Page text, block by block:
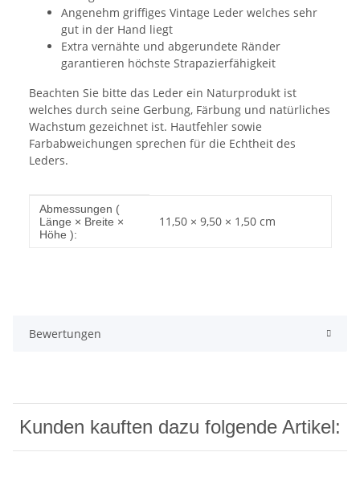
Angenehm griffiges Vintage Leder welches sehr
gut in der Hand liegt
Extra vernähte und abgerundete Ränder
garantieren höchste Strapazierfähigkeit
Beachten Sie bitte das Leder ein Naturprodukt ist
welches durch seine Gerbung, Färbung und natürliches
Wachstum gezeichnet ist. Hautfehler sowie
Farbabweichungen sprechen für die Echtheit des
Leders.
Produkteigenschaft
Wert
Abmessungen (
Länge × Breite ×
Höhe ):
11,50 × 9,50 × 1,50 cm
Bewertungen
Kunden kauften dazu folgende Artikel: